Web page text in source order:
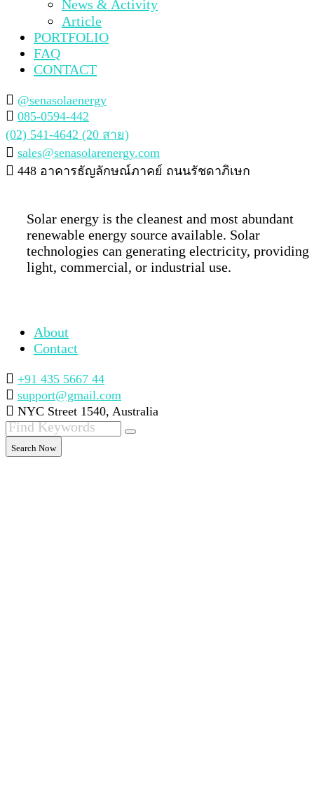
News & Activity
Article
PORTFOLIO
FAQ
CONTACT
@senasolaenergy
085-0594-442
(02) 541-4642 (20 สาย)
sales@senasolarenergy.com
448 อาคารธัญลักษณ์ภาคย์ ถนนรัชดาภิเษก
Solar energy is the cleanest and most abundant
renewable energy source available. Solar
technologies can generating electricity, providing
light, commercial, or industrial use.
About
Contact
+91 435 5667 44
support@gmail.com
NYC Street 1540, Australia
Search Now